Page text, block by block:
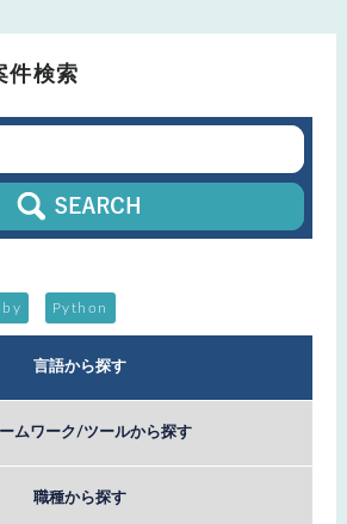
件検索
Python
言語から探す
ムワーク/ツールから探す
職種から探す